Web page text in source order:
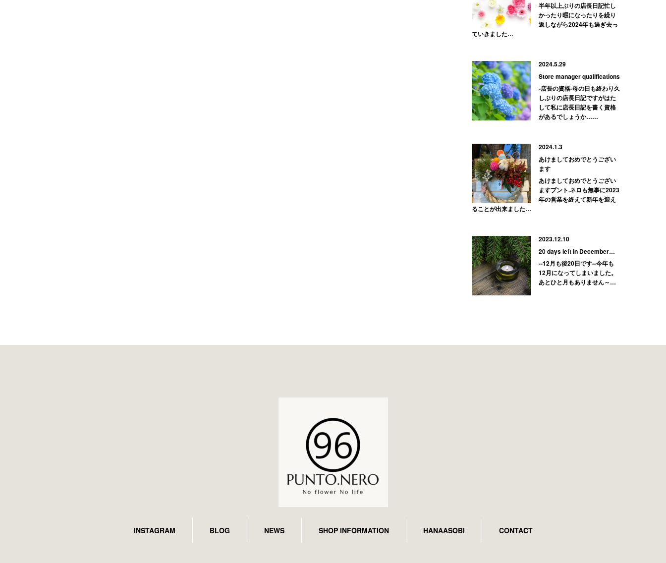
半年以上ぶりの店長日記忙し
かったり暇になったりを繰り
返しながら2024年も過ぎ去っ
ていきました…
2024.5.29
Store manager qualifications
-店長の資格-母の日も終わり久
しぶりの店長日記ですがはた
して私に店長日記を書く資格
があるでしょうか……
2024.1.3
あけましておめでとうござい
ます
あけましておめでとうござい
ますプント.ネロも無事に2023
年の営業を終えて新年を迎え
ることが出来ました…
2023.12.10
20 days left in December…
--12月も後20日です--今年も
12月になってしまいました。
あとひと月もありません～…
INSTAGRAM BLOG NEWS SHOP INFORMATION HANAASOBI CONTACT